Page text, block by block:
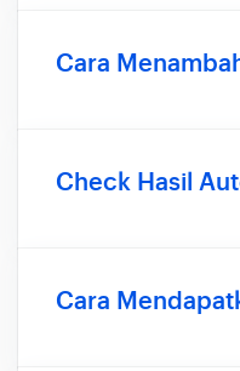
Cara
Check Hasil
Cara